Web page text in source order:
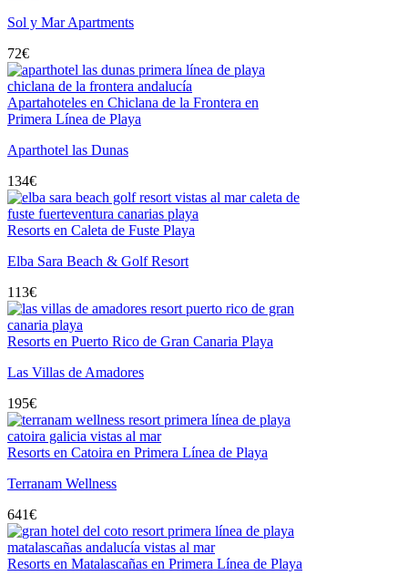
Sol y Mar Apartments
72€
Apartahoteles en Chiclana de la Frontera en
Primera Línea de Playa
Aparthotel las Dunas
134€
Resorts en Caleta de Fuste Playa
Elba Sara Beach & Golf Resort
113€
Resorts en Puerto Rico de Gran Canaria Playa
Las Villas de Amadores
195€
Resorts en Catoira en Primera Línea de Playa
Terranam Wellness
641€
Resorts en Matalascañas en Primera Línea de Playa